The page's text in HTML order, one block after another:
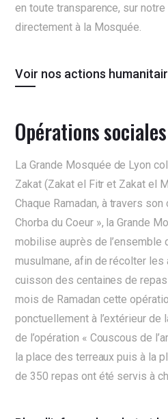
en toute transparence, sur
directement à la Mosquée.
Voir nos actions
Opérations sociales
La Grande Mosquée de Lyon
Zakat (Zakat el Fitr et Zakat el
Chaque Ramadan, à travers
Chorba du Coeur », la Grande
mobilise auprès de l’ensemble
musulmane, afin de récolter
cuisson des centaines de
mois de Ramadan cette
ponctuellement à l’extérieur de
de l’opération « Couscous de
la place des terreaux puis à la
de 350 repas ont été servis à